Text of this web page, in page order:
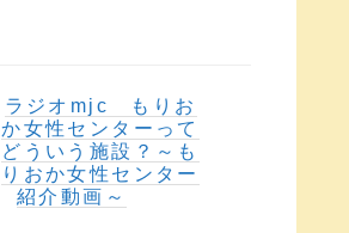
ラジオmjc もりお
か女性センターって
どういう施設？～も
りおか女性センター
紹介動画～